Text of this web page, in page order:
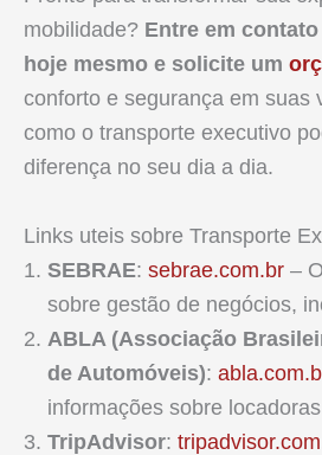
mobilidade? Entre em
hoje mesmo e solicite um
conforto e segurança em suas
como o transporte executivo
diferença no seu dia a dia.
Links uteis sobre Transporte
SEBRAE: sebrae.com.br –
sobre gestão de negócios,
ABLA (Associação
de Automóveis):
informações sobre
TripAdvisor: